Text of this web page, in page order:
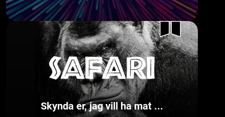
Skynda er, jag vill ha mat ...